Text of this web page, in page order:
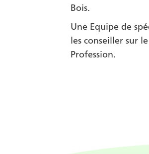
Bois.
Une Equipe de
les conseiller sur
Profession.